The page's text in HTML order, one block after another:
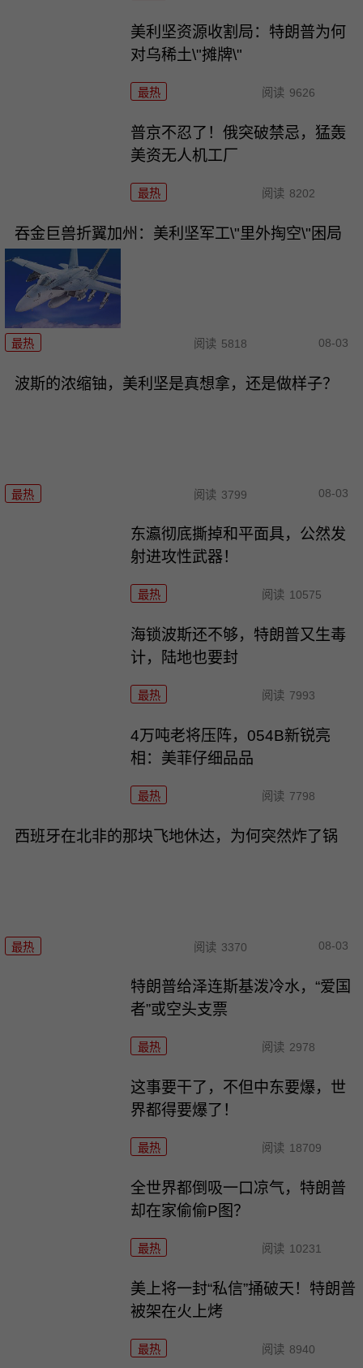
美利坚资源收割局：特朗普为何
对乌稀土\"摊牌\"
最热 阅读 9626
普京不忍了！俄突破禁忌，猛轰
美资无人机工厂
最热 阅读 8202
吞金巨兽折翼加州：美利坚军工\"里外掏空\"困局
最热 阅读 5818 08-03
波斯的浓缩铀，美利坚是真想拿，还是做样子？
最热 阅读 3799 08-03
东瀛彻底撕掉和平面具，公然发
射进攻性武器！
最热 阅读 10575
海锁波斯还不够，特朗普又生毒
计，陆地也要封
最热 阅读 7993
4万吨老将压阵，054B新锐亮
相：美菲仔细品品
最热 阅读 7798
西班牙在北非的那块飞地休达，为何突然炸了锅
最热 阅读 3370 08-03
特朗普给泽连斯基泼冷水，“爱国
者”或空头支票
最热 阅读 2978
这事要干了，不但中东要爆，世
界都得要爆了！
最热 阅读 18709
全世界都倒吸一口凉气，特朗普
却在家偷偷P图？
最热 阅读 10231
美上将一封“私信”捅破天！特朗普
被架在火上烤
最热 阅读 8940